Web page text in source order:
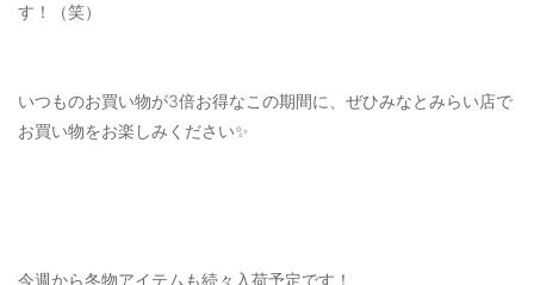
す！（笑）
いつものお買い物が3倍お得なこの期間に、ぜひみなとみらい店で
お買い物をお楽しみください✨
今週から冬物アイテムも続々入荷予定です！